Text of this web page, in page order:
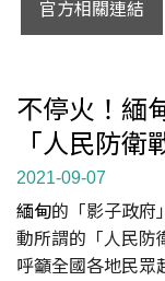
官方相關連結
不停火！緬
「人民防衛
2021-09-07
緬甸的「影子政
動所謂的「人民防
呼籲全國各地民眾